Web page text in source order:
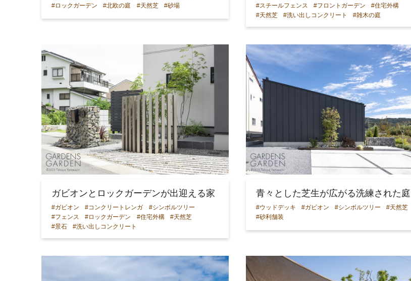
#ロックガーデン
#北欧の庭 #天然芝 #砂場
#スチールフェンス
#フロントガーデン
#住宅外構
#天然芝
#洗い出しコンクリート #雑木の庭
ガビオンとロックガーデンが出迎える家
#ガビオン #コンクリートレンガ
#シンボルツリー
#フェンス
#ロックガーデン #住宅外構
#天然芝
#景石
#洗い出しコンクリート
青々とした芝生が広がる洗練された庭
#ウッドデッキ #ガビオン #シンボルツリー
#天然芝
#砂利舗装